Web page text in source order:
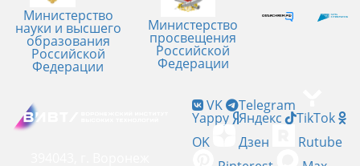
Министерство
науки и высшего
образования
Российской
Федерации
Министерство
просвещения
Российской
Федерации
VK Telegram
Yappy Яндекс
TikTok
OK
Дзен
Rutube